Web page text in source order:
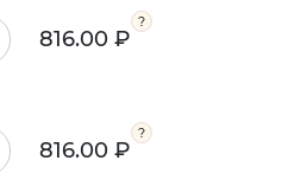
816.00 ₽
816.00 ₽